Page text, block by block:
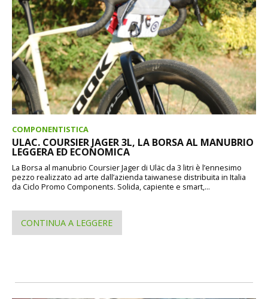
COMPONENTISTICA
ULAC. COURSIER JAGER 3L, LA BORSA AL MANUBRIO
LEGGERA ED ECONOMICA
La Borsa al manubrio Coursier Jager di Uläc da 3 litri è l’ennesimo
pezzo realizzato ad arte dall’azienda taiwanese distribuita in Italia
da Ciclo Promo Components. Solida, capiente e smart,...
CONTINUA A LEGGERE